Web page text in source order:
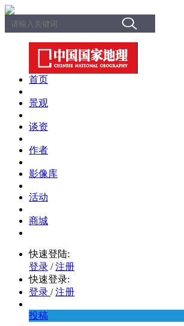
首页
景观
谈资
作者
影像库
活动
商城
快速登陆:
登录 / 注册
快速登录:
登录 / 注册
投稿